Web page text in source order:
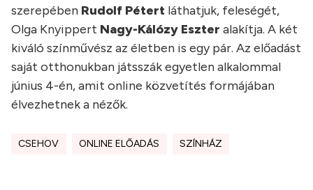
szerepében Rudolf Pétert láthatjuk, feleségét,
Olga Knyippert Nagy-Kálózy Eszter alakítja. A két
kiváló színművész az életben is egy pár. Az előadást
saját otthonukban játsszák egyetlen alkalommal
június 4-én, amit online közvetítés formájában
élvezhetnek a nézők.
CSEHOV ONLINE ELŐADÁS SZÍNHÁZ